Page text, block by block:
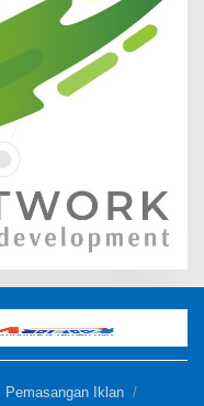
Pemasangan Iklan